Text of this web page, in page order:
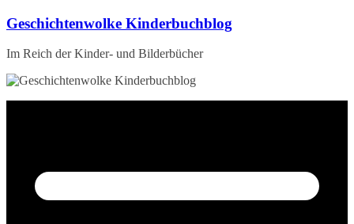
Zum
springen
Geschichtenwolke Kinderbuchblog
Im Reich der Kinder- und Bilderbücher